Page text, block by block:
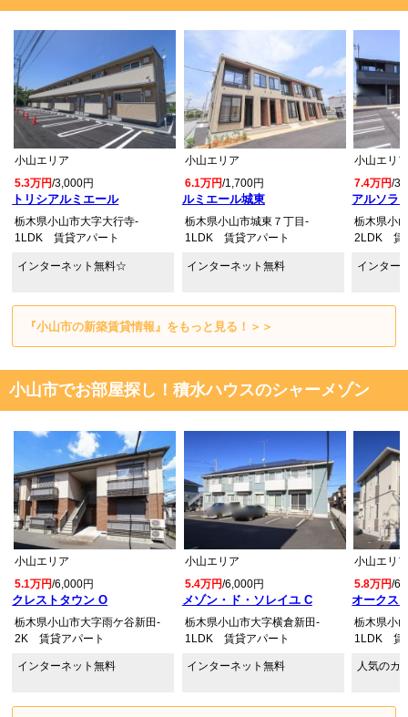
トリシアルミエール
小山エリア
5.3万円/3,000円
栃木県小山市大字大行寺-
1LDK 賃貸アパート
インターネット無料☆
ルミエール城東
小山エリア
6.1万円/1,700円
栃木県小山市城東７丁目-
1LDK 賃貸アパート
インターネット無料
アルソラ
小山エリ
7.4万円/
栃木県小
2LDK 賃
インター
『小山市の新築賃貸情報』をもっと見る！＞＞
小山市でお部屋探し！積水ハウスのシャーメゾン
クレストタウン O
小山エリア
5.1万円/6,000円
栃木県小山市大字雨ケ谷新田-
2K 賃貸アパート
インターネット無料
メゾン・ド・ソレイユ C
小山エリア
5.4万円/6,000円
栃木県小山市大字横倉新田-
1LDK 賃貸アパート
インターネット無料
オークス
小山エリ
5.8万円/
栃木県小
1LDK 賃
人気のカ